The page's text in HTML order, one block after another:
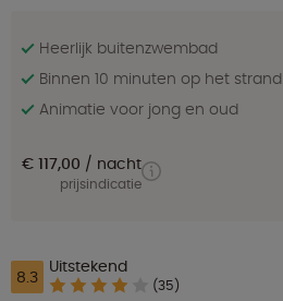
Heerlijk buitenzwembad
Binnen 10 minuten op het strand
Animatie voor jong en oud
€ 117,00 nacht
prijsindicatie
8.3 Uitstekend
(35)